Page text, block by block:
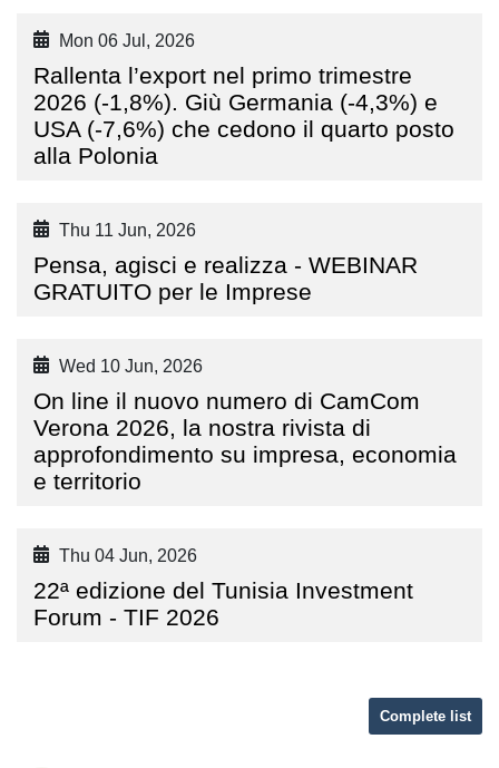
Mon 06 Jul, 2026
Rallenta l’export nel primo trimestre
2026 (-1,8%). Giù Germania (-4,3%) e
USA (-7,6%) che cedono il quarto posto
alla Polonia
Thu 11 Jun, 2026
Pensa, agisci e realizza - WEBINAR
GRATUITO per le Imprese
Wed 10 Jun, 2026
On line il nuovo numero di CamCom
Verona 2026, la nostra rivista di
approfondimento su impresa, economia
e territorio
Thu 04 Jun, 2026
22ª edizione del Tunisia Investment
Forum - TIF 2026
Complete list